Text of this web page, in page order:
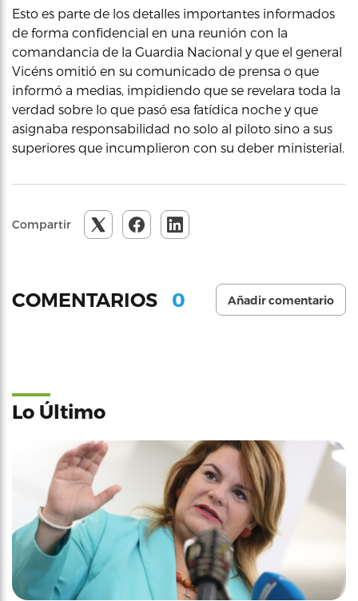
Esto es parte de los detalles importantes informados
de forma confidencial en una reunión con la
comandancia de la Guardia Nacional y que el general
Vicéns omitió en su comunicado de prensa o que
informó a medias, impidiendo que se revelara toda la
verdad sobre lo que pasó esa fatídica noche y que
asignaba responsabilidad no solo al piloto sino a sus
superiores que incumplieron con su deber ministerial.
Compartir
COMENTARIOS 0 Añadir comentario
Lo Último